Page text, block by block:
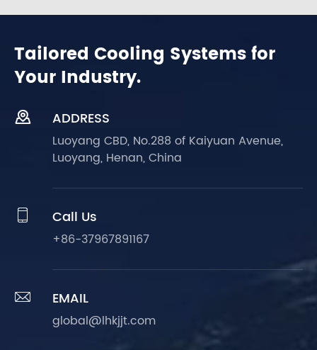
Tailored Cooling Systems for
Your Industry.
 ADDRESS
Luoyang CBD, No.288 of Kaiyuan Avenue,
Luoyang, Henan, China
 Call Us
+86-37967891167
 EMAIL
global@lhkjjt.com